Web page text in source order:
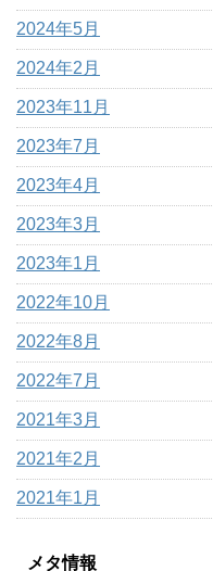
2024年5月
2024年2月
2023年11月
2023年7月
2023年4月
2023年3月
2023年1月
2022年10月
2022年8月
2022年7月
2021年3月
2021年2月
2021年1月
メタ情報